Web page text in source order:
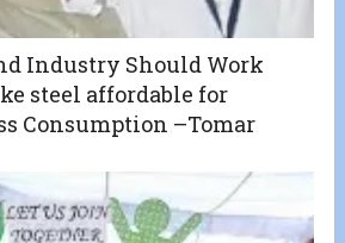
Industry Should Work
steel affordable for
Consumption –Tomar